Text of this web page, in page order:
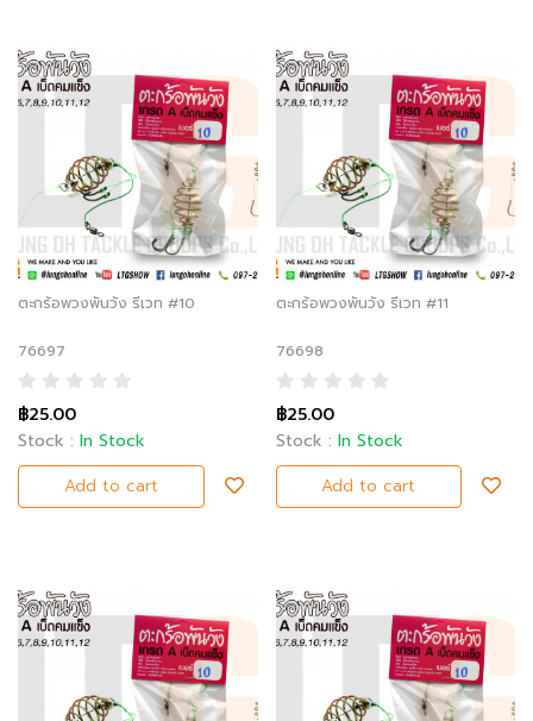
ตะกร้อพวงพันวัง รีเวท #10
76697
฿25.00
Stock : In Stock
Add to cart
ตะกร้อพวงพันวัง รีเวท #11
76698
฿25.00
Stock : In Stock
Add to cart